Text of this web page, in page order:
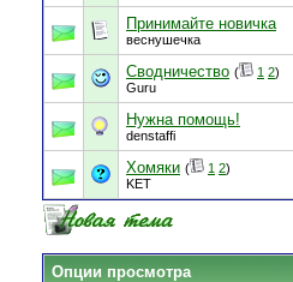
Принимайте новичка
веснушечка
Сводничество ( 1 2)
Guru
Нужна помощь!
denstaffi
Хомяки ( 1 2)
KET
Опции просмотра